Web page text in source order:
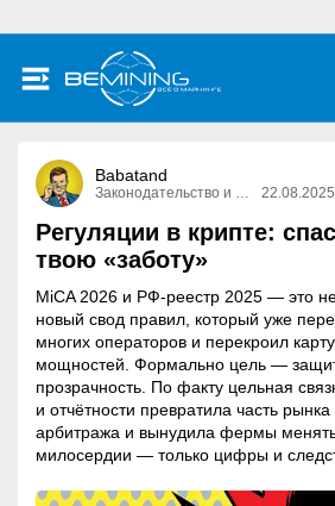
Babatand
Законодательство и право
Регуляции в крипте:
твою «заботу»
MiCA 2026 и РФ-реестр 2025 — это не
новый свод правил, который уже
многих операторов и перекроил
мощностей. Формально цель —
прозрачность. По факту цельная
и отчётности превратила часть
арбитража и вынудила фермы
милосердии — только цифры и